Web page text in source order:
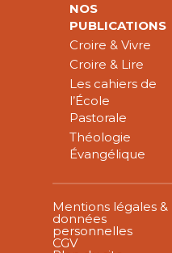
NOS
PUBLICATIONS
Croire & Vivre
Croire & Lire
Les cahiers de
l’École
Pastorale
Théologie
Évangélique
Mentions légales &
données
personnelles
CGV